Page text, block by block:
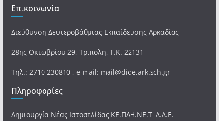
Επικοινωνία
Διεύθυνση Δευτεροβάθμιας Εκπαίδευσης Αρκαδίας
28ης Οκτωβρίου 29, Τρίπολη, Τ.Κ. 22131
Τηλ.: 2710 230810 , e-mail: mail@dide.ark.sch.gr
Πληροφορίες
Δημιουργία Νέας Ιστοσελίδας ΚΕ.ΠΛΗ.ΝΕ.Τ. Δ.Δ.Ε.